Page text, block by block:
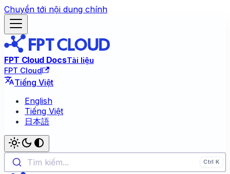
Chuyển tới nội dung chính
FPT Cloud DocsTài liệu
FPT Cloud
Tiếng Việt
English
Tiếng Việt
日本語
Tìm kiếm...